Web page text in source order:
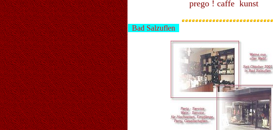
prego ! caffe kunst
Bad Salzuflen